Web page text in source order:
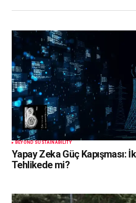
BEYOND SUSTAINABILITY
Yapay Zeka Güç Kapışması:
Tehlikede mi?